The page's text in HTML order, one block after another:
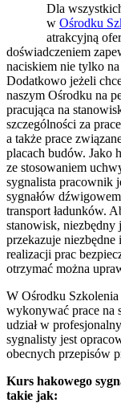
Dla
w Ośrodku
atrakcyjną
doświadczeniem
naciskiem nie tylko
Dodatkowo jeżeli
naszym Ośrodku na
pracująca na
szczególności za
a także prace
placach budów. Jako
ze stosowaniem
sygnalista pracownik
sygnałów
transport ładunków.
stanowisk, niezbędny
przekazuje
realizacji prac
otrzymać można
W Ośrodku
wykonywać prace na
udział w
sygnalisty jest
obecnych przepisów
Kurs hakowego
takie jak: